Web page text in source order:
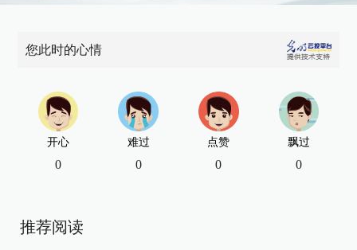
您此时的心情
开心
0
难过
0
点赞
0
飘过
0
推荐阅读